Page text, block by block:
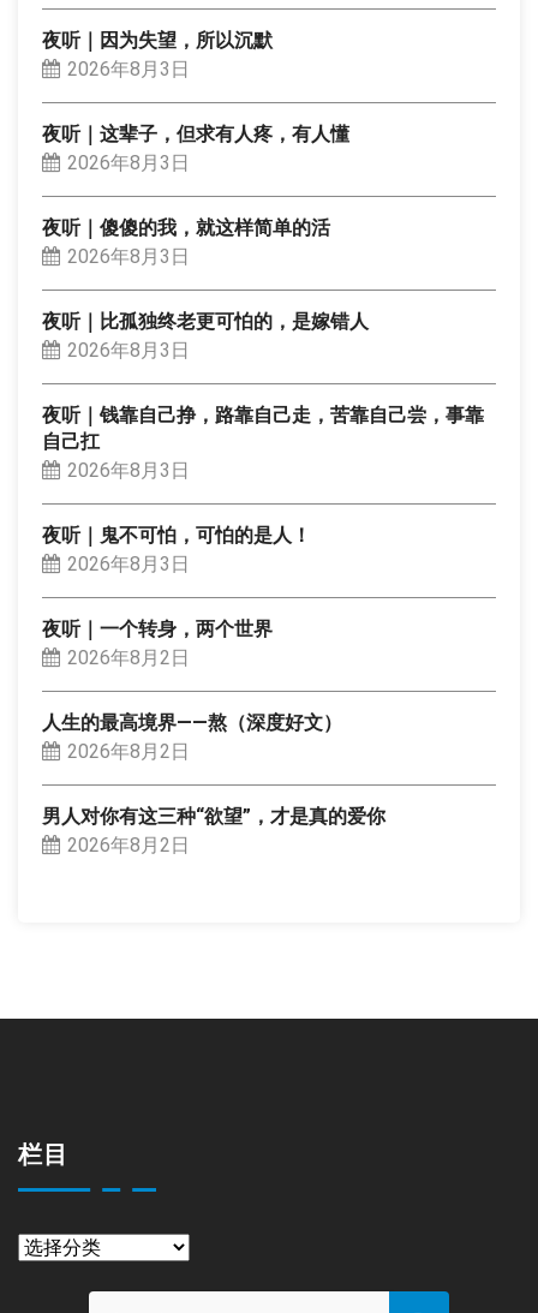
夜听｜因为失望，所以沉默
2026年8月3日
夜听｜这辈子，但求有人疼，有人懂
2026年8月3日
夜听｜傻傻的我，就这样简单的活
2026年8月3日
夜听｜比孤独终老更可怕的，是嫁错人
2026年8月3日
夜听｜钱靠自己挣，路靠自己走，苦靠自己尝，事靠
自己扛
2026年8月3日
夜听｜鬼不可怕，可怕的是人！
2026年8月3日
夜听｜一个转身，两个世界
2026年8月2日
人生的最高境界——熬（深度好文）
2026年8月2日
男人对你有这三种“欲望”，才是真的爱你
2026年8月2日
栏目
栏